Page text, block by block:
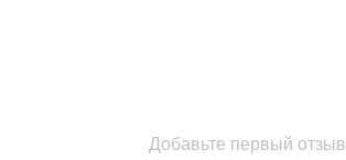
Добавьте первый отзыв